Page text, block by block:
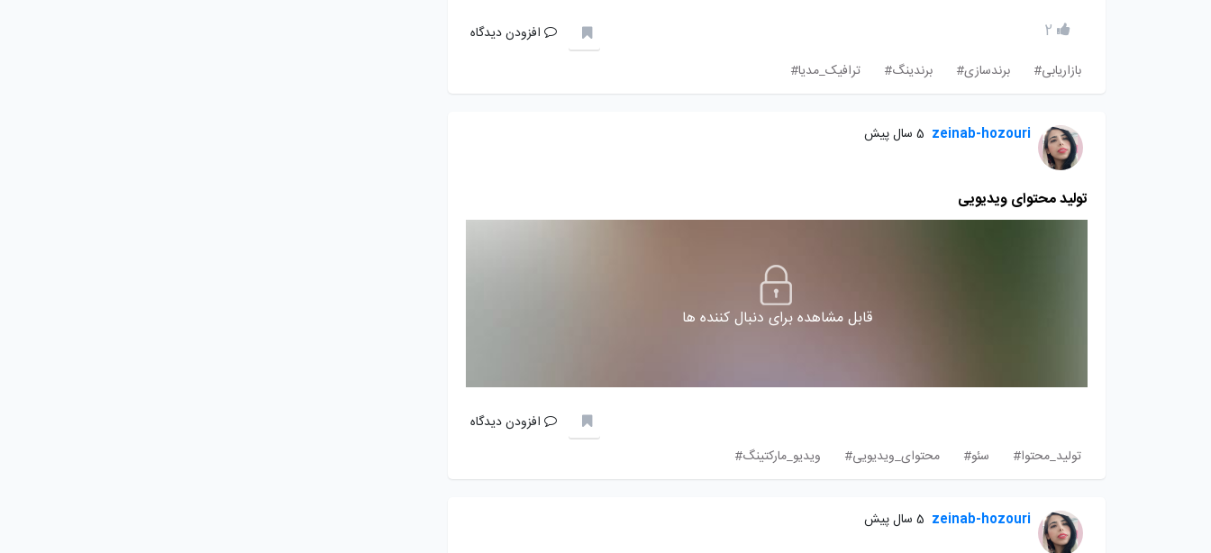
2
افزودن دیدگاه
بازاریابی#
برندسازی# برندینگ# ترافیک_مدیا#
zeinab-hozouri 5 سال پیش
تولید محتوای ویدیویی
قابل مشاهده برای دنبال کننده ها
افزودن دیدگاه
تولید_محتوا#
سئو# محتوای_ویدیویی# ویدیو_مارکتینگ#
zeinab-hozouri 5 سال پیش